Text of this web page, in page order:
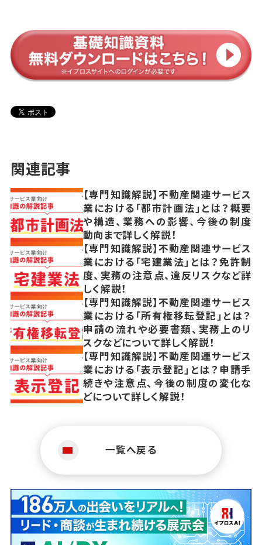
関連記事
【専門知識解説】不動産関連サービス
業における「都市計画法」とは？概要
や構造、業務への影響、今後の制度
動向まで詳しく解説！
【専門知識解説】不動産関連サービス
業における「宅建業法」とは？免許制
度、実務の注意点、違反リスクなど詳
しく解説！
【専門知識解説】不動産関連サービス
業における「所有権移転登記」とは？
申請の流れや必要書類、実務上のリ
スクなどについて詳しく解説！
【専門知識解説】不動産関連サービス
業における「表示登記」とは？申請手
続きや注意点、今後の制度の変化な
どについて詳しく解説！
一覧へ戻る